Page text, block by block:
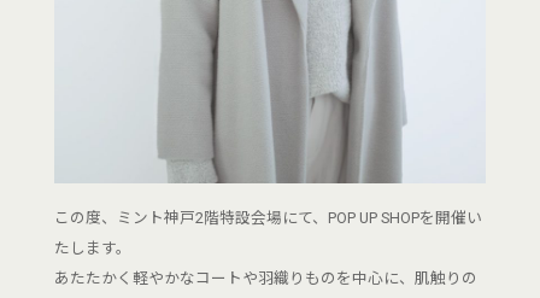
この度、ミント神戸2階特設会場にて、POP UP SHOPを開催い
たします。
あたたかく軽やかなコートや羽織りものを中心に、肌触りの